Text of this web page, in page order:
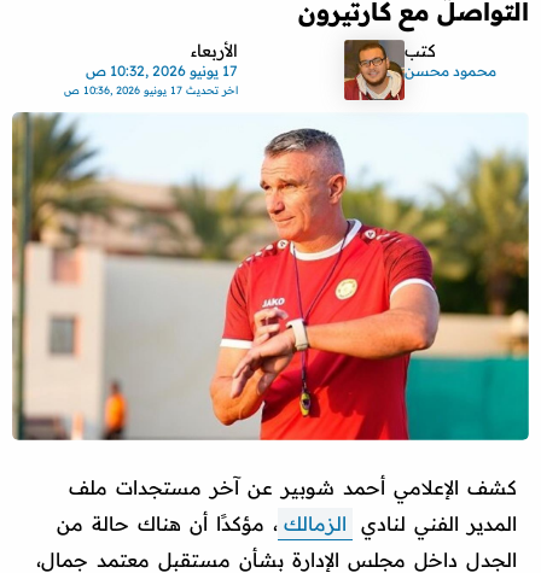
التواصل مع كارتيرون
كتب
محمود محسن
الأربعاء
17 يونيو 2026 ,10:32 ص
اخر تحديث17 يونيو 2026 ,10:36 ص
كشف الإعلامي أحمد شوبير عن آخر مستجدات ملف
المدير الفني لنادي
الزمالك ، مؤكدًا أن هناك حالة من
الجدل داخل مجلس الإدارة بشأن مستقبل معتمد جمال،